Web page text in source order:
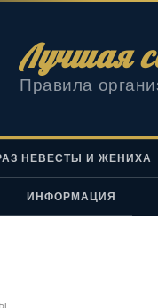
Лучшая
Правила
НЕВЕСТЫ И ЖЕНИХА
ИНФОРМАЦИЯ